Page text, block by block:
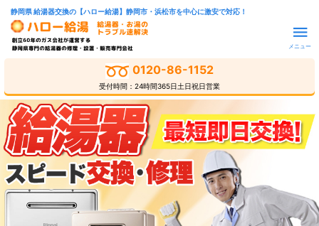
静岡県 給湯器交換の【ハロー給湯】静岡市・浜松市を中心に激安で対応！
メニュー
0120-86-1152
受付時間：24時間365日土日祝日営業